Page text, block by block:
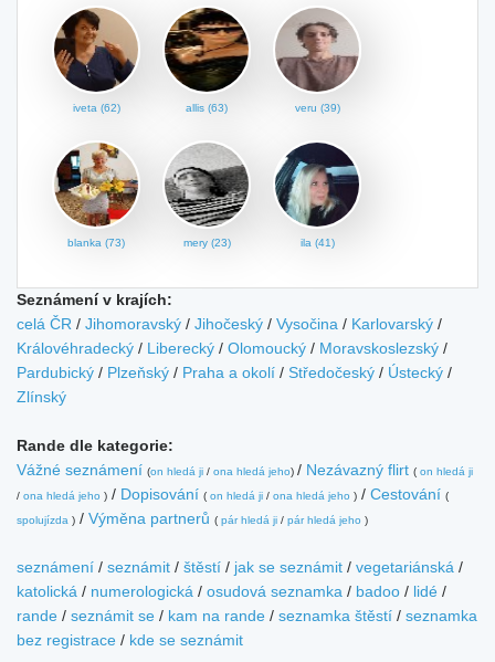
iveta (62) allis (63) veru (39)
blanka (73) mery (23) ila (41)
Seznámení v krajích:
celá ČR / Jihomoravský / Jihočeský / Vysočina / Karlovarský /
Královéhradecký / Liberecký / Olomoucký / Moravskoslezský /
Pardubický / Plzeňský / Praha a okolí / Středočeský / Ústecký /
Zlínský
Rande dle kategorie:
Vážné seznámení (on hledá ji / ona hledá jeho) / Nezávazný flirt ( on hledá ji
/ ona hledá jeho ) / Dopisování ( on hledá ji / ona hledá jeho ) / Cestování (
spolujízda ) / Výměna partnerů ( pár hledá ji / pár hledá jeho )
seznámení / seznámit / štěstí / jak se seznámit / vegetariánská /
katolická / numerologická / osudová seznamka / badoo / lidé /
rande / seznámit se / kam na rande / seznamka štěstí / seznamka
bez registrace / kde se seznámit